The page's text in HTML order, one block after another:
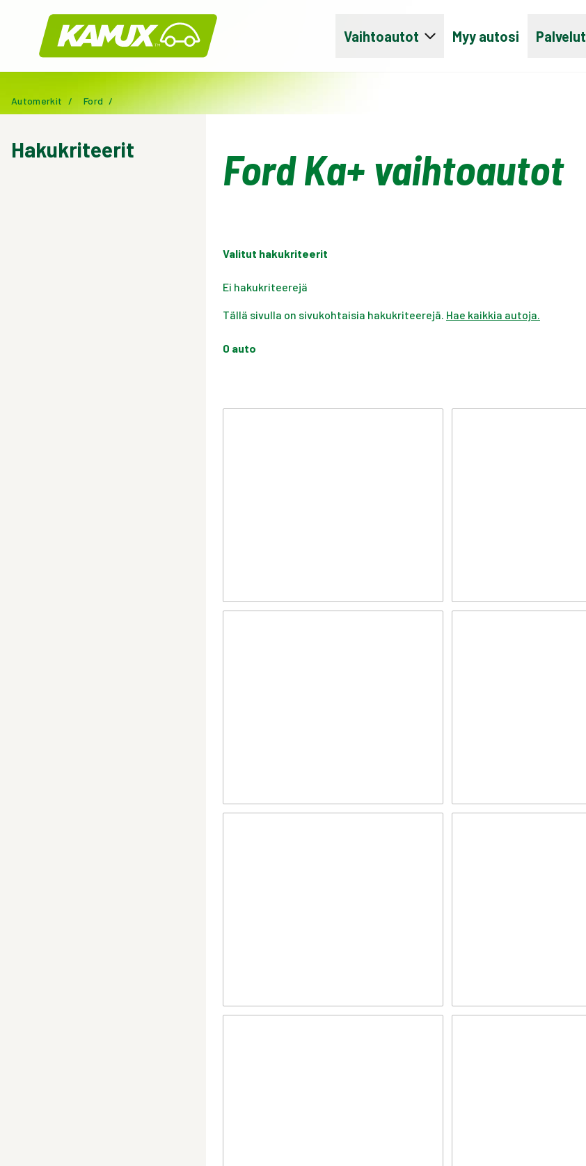
Kamux
Vaihtoautot Myy autosi Palvelut
Automerkit / Ford /
Hakukriteerit Ford Ka+ vaihtoautot
Valitut hakukriteerit
Ei hakukriteerejä
Tällä sivulla on sivukohtaisia hakukriteerejä. Hae kaikkia autoja.
0 auto